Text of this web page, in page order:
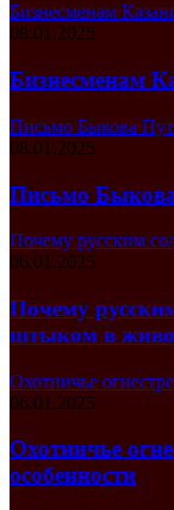
Бизнесменам
08.01.2025
Бизнесменам
Письмо Быкова
08.01.2025
Письмо
Почему русским
06.01.2025
Почему
штыком в
Охотничье
06.01.2025
Охотничье
особенности